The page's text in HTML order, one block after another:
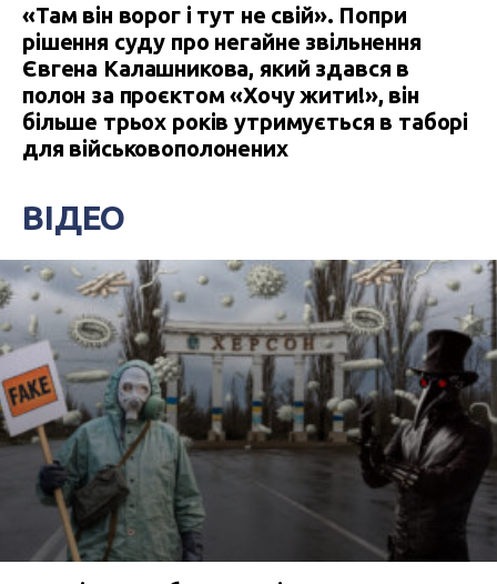
«Там він ворог і тут не свій». Попри
рішення суду про негайне звільнення
Євгена Калашникова, який здався в
полон за проєктом «Хочу жити!», він
більше трьох років утримується в таборі
для військовополонених
ВІДЕО